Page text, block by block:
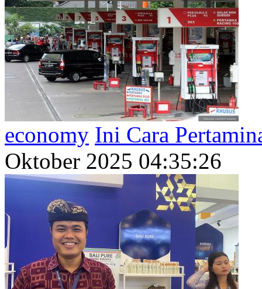
economy Ini Cara
Oktober 2025 04:35:26